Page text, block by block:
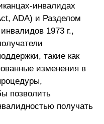
инвалидах
ADA) и Разделом
1973 г.,
такие как
изменения в
позволить
получать